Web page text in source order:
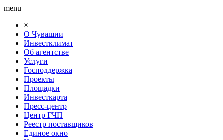
menu
×
О Чувашии
Инвестклимат
Об агентстве
Услуги
Господдержка
Проекты
Площадки
Инвесткарта
Пресс-центр
Центр ГЧП
Реестр поставщиков
Единое окно